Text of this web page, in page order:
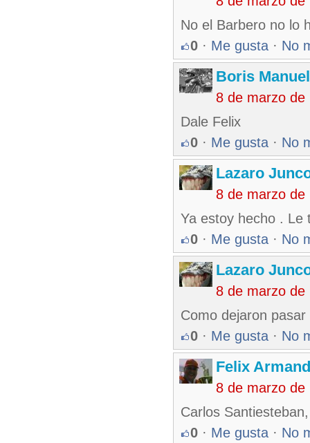
No el Barbero no lo
0 · Me gusta · No
Boris
8 de marzo de
Dale Felix
0 · Me gusta · No
Lazaro
8 de marzo de
Ya estoy hecho . Le
0 · Me gusta · No
Lazaro
8 de marzo de
Como dejaron
0 · Me gusta · No
Felix
8 de marzo de
Carlos
0 · Me gusta · No